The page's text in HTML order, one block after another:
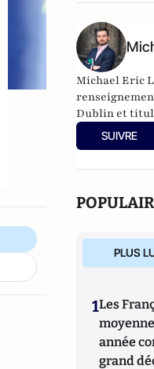
Michael Eric
Dublin et
des relations
Université en
SUIVRE
PLUS
1Les
année
grand